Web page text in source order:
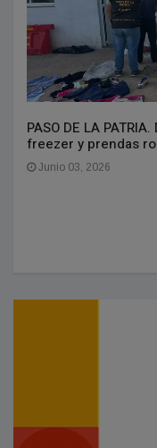
PASO DE LA
freezer y prendas
Junio 03, 2026